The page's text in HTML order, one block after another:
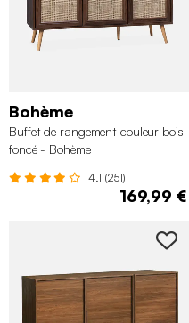
Bohème
Buffet de rangement couleur bois
foncé - Bohème
4.1 (251)
169,99 €